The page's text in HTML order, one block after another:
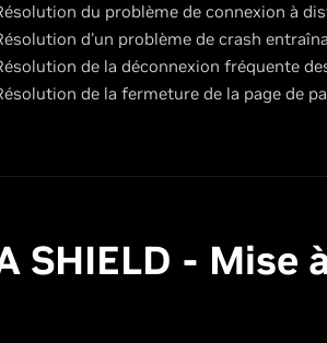
du problème de connexion à
d'un problème de crash
de la déconnexion fréquente
de la fermeture de la page de
SHIELD - Mise